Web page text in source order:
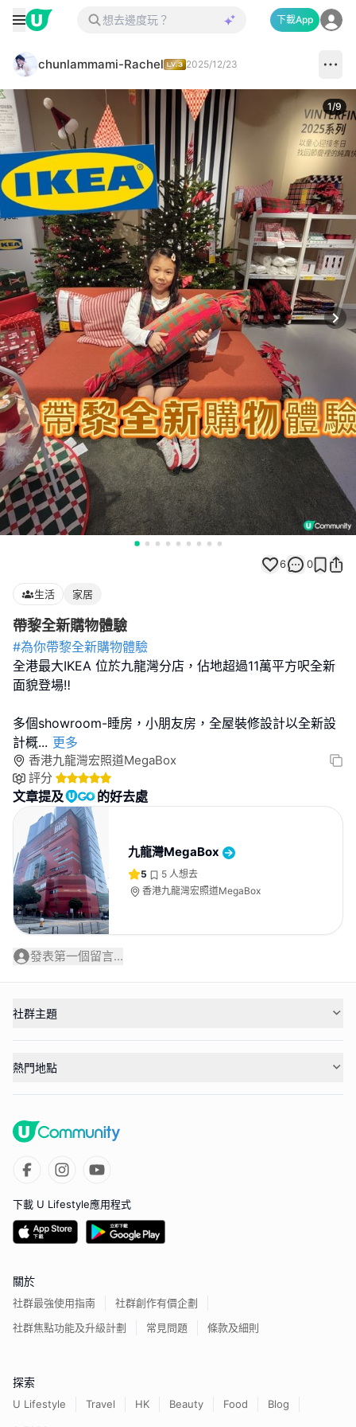
下載App
chunlammami-Rachel 2025/12/23
1/9
6 0
生活 家居
帶黎全新購物體驗
#為你帶黎全新購物體驗
全港最大IKEA 位於九龍灣分店，佔地超過11萬平方呎全新
面貌登場‼️
多個showroom-睡房，小朋友房，全屋裝修設計以全新設
計概... 更多
香港九龍灣宏照道MegaBox
評分
文章提及 的好去處
九龍灣MegaBox
5 5 人想去
香港九龍灣宏照道MegaBox
發表第一個留言...
社群主題
熱門地點
下載 U Lifestyle應用程式
關於
社群最強使用指南
社群創作有價企劃
社群焦點功能及升級計劃
常見問題 條款及細則
探索
U Lifestyle Travel HK Beauty Food
Blog